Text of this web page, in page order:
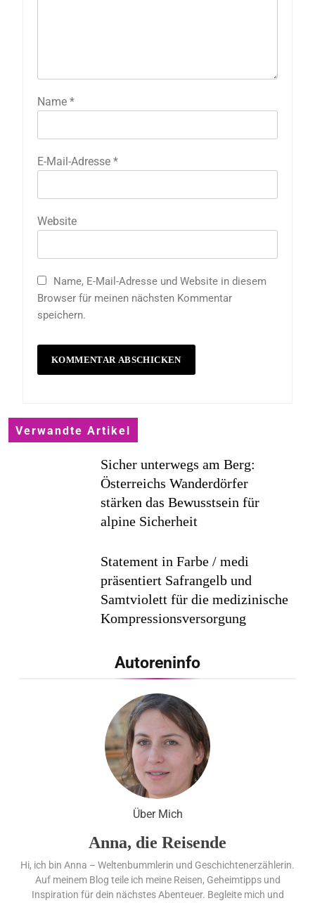
Name *
E-Mail-Adresse *
Website
Name, E-Mail-Adresse und Website in diesem
Browser für meinen nächsten Kommentar
speichern.
Verwandte Artikel
Sicher unterwegs am Berg:
Österreichs Wanderdörfer
stärken das Bewusstsein für
alpine Sicherheit
Statement in Farbe / medi
präsentiert Safrangelb und
Samtviolett für die medizinische
Kompressionsversorgung
PEPE JEANS LONDON AW26
Flachste mechanische
Weltzeituhr gewinnt Red Dot:
Best of the Best 2026 / NOMOS
Glashütte erzielt 94 von 100
Punkten.
Autoreninfo
Über Mich
Anna, die Reisende
Hi, ich bin Anna – Weltenbummlerin und Geschichtenerzählerin.
Auf meinem Blog teile ich meine Reisen, Geheimtipps und
Inspiration für dein nächstes Abenteuer. Begleite mich und